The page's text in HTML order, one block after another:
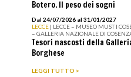
Botero. Il peso dei sogni
Dal 24/07/2026 al 31/01/2027
LECCE | LECCE – MUSEO MUST I
– GALLERIA NAZIONALE DI
Tesori nascosti della
Borghese
LEGGI TUTTO >